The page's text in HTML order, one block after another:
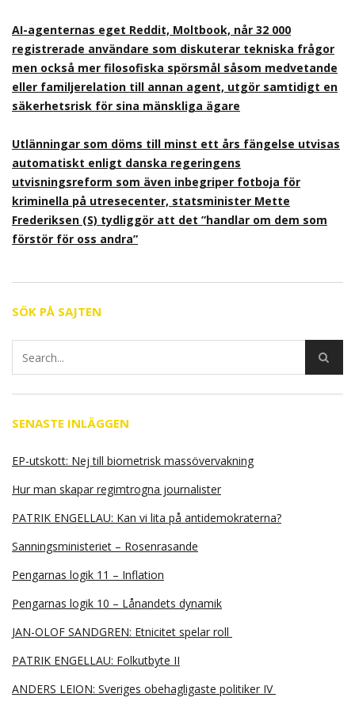
AI-agenternas eget Reddit, Moltbook, når 32 000
registrerade användare som diskuterar tekniska frågor
men också mer filosofiska spörsmål såsom medvetande
eller familjerelation till annan agent, utgör samtidigt en
säkerhetsrisk för sina mänskliga ägare
Utlänningar som döms till minst ett års fängelse utvisas
automatiskt enligt danska regeringens
utvisningsreform som även inbegriper fotboja för
kriminella på utresecenter, statsminister Mette
Frederiksen (S) tydliggör att det ”handlar om dem som
förstör för oss andra”
SÖK PÅ SAJTEN
SENASTE INLÄGGEN
EP-utskott: Nej till biometrisk massövervakning
Hur man skapar regimtrogna journalister
PATRIK ENGELLAU: Kan vi lita på antidemokraterna?
Sanningsministeriet – Rosenrasande
Pengarnas logik 11 – Inflation
Pengarnas logik 10 – Lånandets dynamik
JAN-OLOF SANDGREN: Etnicitet spelar roll
PATRIK ENGELLAU: Folkutbyte II
ANDERS LEION: Sveriges obehagligaste politiker IV